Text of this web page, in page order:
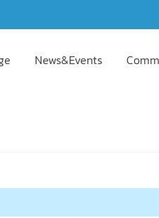
News&Events